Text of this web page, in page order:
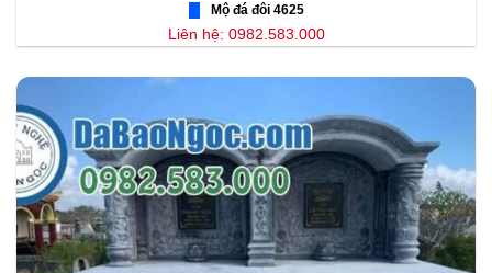
Mộ đá đôi 4625
Liên hệ: 0982.583.000